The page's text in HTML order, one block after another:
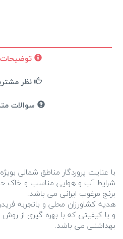
نظر
سوالات
با عنایت پروردگار مناطق شمالی
شرایط آب و هوایی مناسب و خاک
هدیه کشاورزان محلی و باتجربه
و با کیفیتی که با بهره گیری از